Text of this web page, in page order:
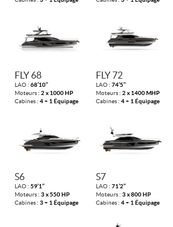
FLY 68
LAO : 68’10’’
Moteurs : 2 x 1000 HP
Cabines : 4 + 1 Équipage
FLY 72
LAO : 74’5’’
Moteurs : 2 x 1400 MHP
Cabines : 4 + 1 Équipage
S6
LAO : 59’1’’
Moteurs : 3 x 550 HP
Cabines : 3 + 1 Équipage
S7
LAO : 71’2’’
Moteurs : 3 x 800 HP
Cabines : 4 + 1 Équipage